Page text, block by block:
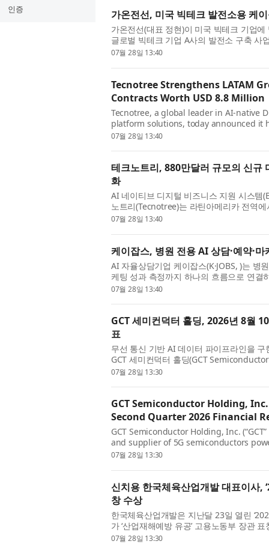
인증
가온전선, 미국 빅테크 발전소용 케
가온전선(대표 정현)이 미국 빅테크 기업
글로벌 빅테크 기업 A사의 발전소 구축 사
밝혔다. 이번 사업은 미국 빅테크 기업이
07월 28일 13:40
Tecnotree Strengthens LATAM
Contracts Worth USD 8.8 Million
Tecnotree, a global leader in AI-native
platform solutions, today announced it
across Latin America with a combined
07월 28일 13:40
테크노트리, 880만달러 규모의 신규
화
AI 네이티브 디지털 비즈니스 지원 시스템
노트리(Tecnotree)는 라틴아메리카 전역
회사의 지속적인 비즈니스 모멘텀을 강화
07월 28일 13:40
케이잡스, 병원 전용 AI 상담·예약·
AI 자율상담기업 케이잡스(K·JOBS, )는
케팅 성과 측정까지 하나의 흐름으로 연결
아틀라스, )’를 정식 출시했다고 밝혔다. ◇
07월 28일 13:40
GCT 세미컨덕터 홀딩, 2026년 8월
표
무선 통신 기반 AI 데이터 파이프라인을
GCT 세미컨덕터 홀딩(GCT
GCTS)은 2026년 6월 30일 마감된 2분기
07월 28일 13:30
GCT Semiconductor Holding,
Second Quarter 2026 Financial
GCT Semiconductor Holding, Inc.
and supplier of 5G semiconductors
today announced that the Company
07월 28일 13:30
신치용 한국체육산업개발 대표이사,
창 수상
한국체육산업개발은 지난달 23일 열린
가 ‘산업재해예방 유공’ 고용노동부 장관
노동부 주관으로 사회 각 분야에서 산업안
07월 28일 13:30